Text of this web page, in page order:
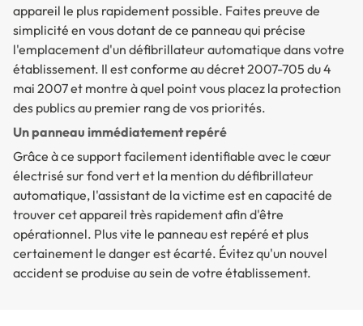
appareil le plus rapidement possible. Faites preuve de
simplicité en vous dotant de ce panneau qui précise
l'emplacement d'un défibrillateur automatique dans votre
établissement. Il est conforme au décret 2007-705 du 4
mai 2007 et montre à quel point vous placez la protection
des publics au premier rang de vos priorités.
Un panneau immédiatement repéré
Grâce à ce support facilement identifiable avec le cœur
électrisé sur fond vert et la mention du défibrillateur
automatique, l'assistant de la victime est en capacité de
trouver cet appareil très rapidement afin d'être
opérationnel. Plus vite le panneau est repéré et plus
certainement le danger est écarté. Évitez qu'un nouvel
accident se produise au sein de votre établissement.